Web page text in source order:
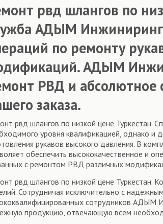
рвд шлангов по
АДЫМ Инжиниринг
по ремонту
АДЫМ
РВД и абсолютное
заказа.
рвд шлангов по низкой цене Туркестан.
уровня квалификацией, однако и
рукавов высокого давления. В
обеспечить высококачественное и
с ремонтом РВД различных
рвд шлангов по низкой цене Туркестан.
Сотрудничая исключительно с
сотрудников АДЫМ
продукцию, отвечающую всем